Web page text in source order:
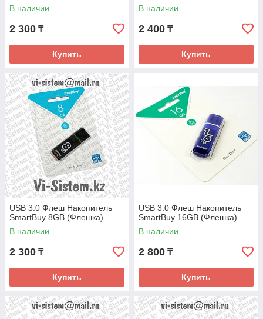
В наличии
2 300 ₸
Купить
В наличии
2 400 ₸
Купить
USB 3.0 Флеш Накопитель
SmartBuy 8GB (Флешка)
В наличии
2 300 ₸
Купить
USB 3.0 Флеш Накопитель
SmartBuy 16GB (Флешка)
В наличии
2 800 ₸
Купить